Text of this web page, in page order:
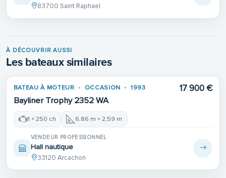
83700 Saint Raphael
À DÉCOUVRIR AUSSI
Les bateaux similaires
BATEAU À MOTEUR OCCASION 1993
Bayliner Trophy 2352 WA
17 900 €
1 × 250 ch 6,86 m × 2,59 m
VENDEUR PROFESSIONNEL
Hall nautique
33120 Arcachon